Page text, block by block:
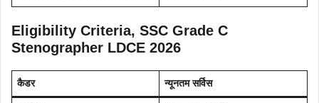
Eligibility Criteria, SSC Grade C
Stenographer LDCE 2026
कैडर न्यूनतम सर्विस